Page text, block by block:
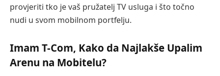
provjeriti tko je vaš pružatelj TV usluga i što točno
nudi u svom mobilnom portfelju.
Imam T-Com, Kako da Najlakše Upalim
Arenu na Mobitelu?